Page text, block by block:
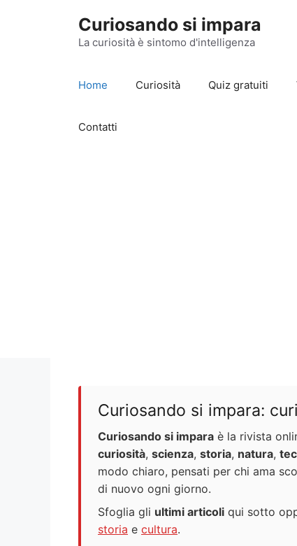
Curiosando si impara
La curiosità è sintomo d'intelligenza
Home Curiosità Quiz gratuiti
Contatti
Curiosando si impara:
Curiosando si impara è la rivista
curiosità, scienza, storia, natura,
modo chiaro, pensati per chi ama
di nuovo ogni giorno.
Sfoglia gli ultimi articoli qui sotto
storia e cultura.